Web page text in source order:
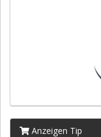
Anzeigen Tip